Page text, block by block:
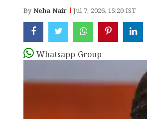
ByNeha Nair Jul 7, 2026, 15:20 IST
Whatsapp Group